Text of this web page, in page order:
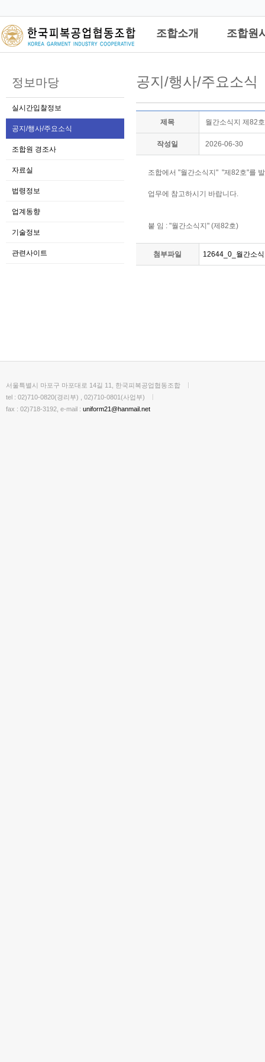
조합소개 조합원
정보마당
실시간입찰정보
공지/행사/주요소식
조합원 경조사
자료실
법령정보
업계동향
기술정보
관련사이트
공지/행사/주요소식
제목 월간소식지 제82호
작성일 2026-06-30
조합에서 "월간소식지"  "제82호"를
업무에 참고하시기 바랍니다.
붙 임 : "월간소식지" (제82호)
첨부파일 12644_0_월간소
서울특별시 마포구 마포대로 14길 11, 한국피복공업협동조합
tel : 02)710-0820(경리부) , 02)710-0801(사업부)
fax : 02)718-3192, e-mail : uniform21@hanmail.net